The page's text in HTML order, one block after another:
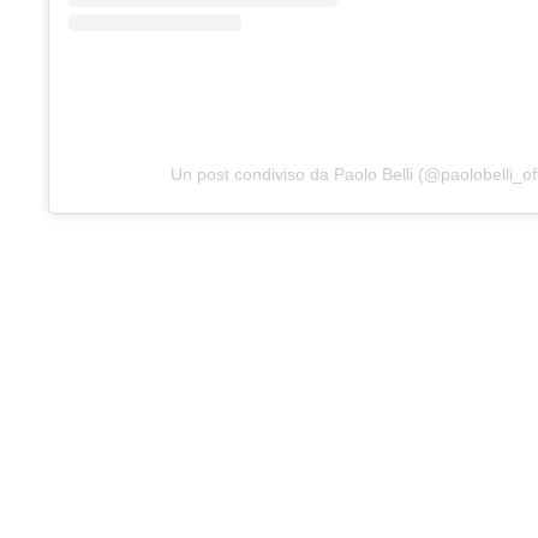
Un post condiviso da Paolo Belli